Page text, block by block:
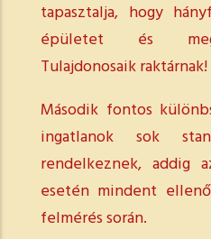
tapasztalja, hogy
épületet és
Tulajdonosaik raktárnak!
Második fontos
ingatlanok sok
rendelkeznek, addig
esetén mindent
felmérés során.